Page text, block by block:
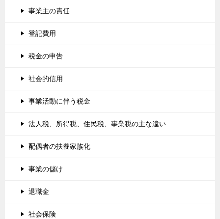
事業主の責任
登記費用
税金の申告
社会的信用
事業活動に伴う税金
法人税、所得税、住民税、事業税の主な違い
配偶者の扶養家族化
事業の儲け
退職金
社会保険